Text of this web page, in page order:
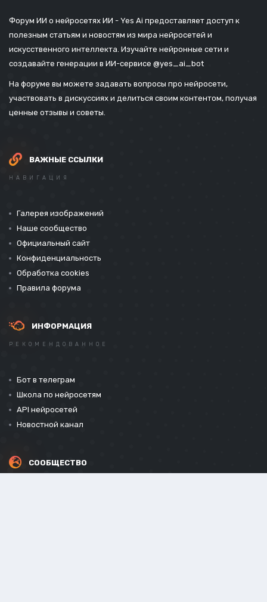
Форум ИИ о нейросетях ИИ - Yes Ai предоставляет доступ к
полезным статьям и новостям из мира нейросетей и
искусственного интеллекта. Изучайте нейронные сети и
создавайте генерации в ИИ-сервисе @yes_ai_bot
На форуме вы можете задавать вопросы про нейросети,
участвовать в дискуссиях и делиться своим контентом, получая
ценные отзывы и советы.
ВАЖНЫЕ ССЫЛКИ
НАВИГАЦИЯ
Галерея изображений
Наше сообщество
Официальный сайт
Конфиденциальность
Обработка cookies
Правила форума
ИНФОРМАЦИЯ
РЕКОМЕНДОВАННОЕ
Бот в телеграм
Школа по нейросетям
API нейросетей
Новостной канал
СООБЩЕСТВО